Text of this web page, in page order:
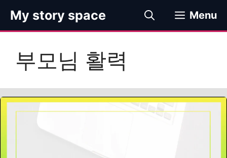
츠
기
My story space Menu
부모님 활력